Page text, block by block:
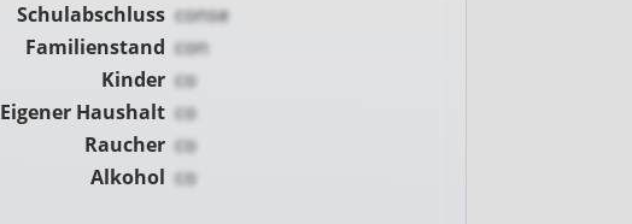
Schulabschluss conse
Familienstand con
Kinder co
Eigener Haushalt co
Raucher co
Alkohol co